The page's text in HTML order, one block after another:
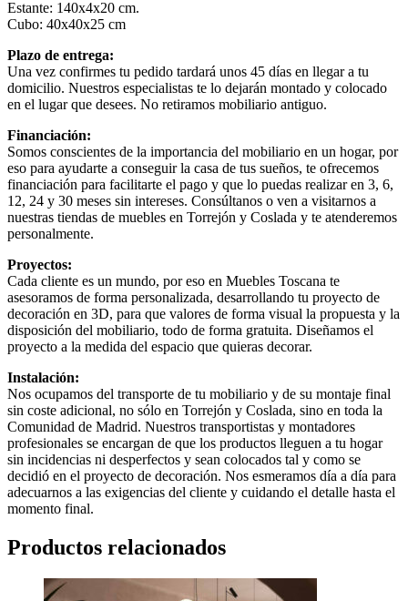
Estante: 140x4x20 cm.
Cubo: 40x40x25 cm
Plazo de entrega:
Una vez confirmes tu pedido tardará unos 45 días en llegar a tu
domicilio. Nuestros especialistas te lo dejarán montado y colocado
en el lugar que desees. No retiramos mobiliario antiguo.
Financiación:
Somos conscientes de la importancia del mobiliario en un hogar, por
eso para ayudarte a conseguir la casa de tus sueños, te ofrecemos
financiación para facilitarte el pago y que lo puedas realizar en 3, 6,
12, 24 y 30 meses sin intereses. Consúltanos o ven a visitarnos a
nuestras tiendas de muebles en Torrejón y Coslada y te atenderemos
personalmente.
Proyectos:
Cada cliente es un mundo, por eso en Muebles Toscana te
asesoramos de forma personalizada, desarrollando tu proyecto de
decoración en 3D, para que valores de forma visual la propuesta y la
disposición del mobiliario, todo de forma gratuita. Diseñamos el
proyecto a la medida del espacio que quieras decorar.
Instalación:
Nos ocupamos del transporte de tu mobiliario y de su montaje final
sin coste adicional, no sólo en Torrejón y Coslada, sino en toda la
Comunidad de Madrid. Nuestros transportistas y montadores
profesionales se encargan de que los productos lleguen a tu hogar
sin incidencias ni desperfectos y sean colocados tal y como se
decidió en el proyecto de decoración. Nos esmeramos día a día para
adecuarnos a las exigencias del cliente y cuidando el detalle hasta el
momento final.
Productos relacionados